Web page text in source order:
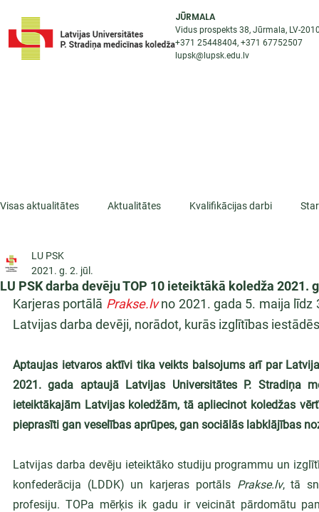
JŪRMALA
Vidus prospekts 38, Jūrmala, LV-
+371 25448404, +371 67752507
lupsk@lupsk.edu.lv
Visas aktualitātes Aktualitātes Kvalifikācijas darbi
ESF projekti
LU PSK darba devēju TOP 10 ieteiktākā koledža 2021.
LU PSK
2021. g. 2. jūl.
Karjeras portālā Prakse.lv no 2021. gada 5. maija līdz
Latvijas darba devēji, norādot, kurās izglītības
Aptaujas ietvaros aktīvi tika veikts balsojums arī par
2021. gada aptaujā Latvijas Universitātes P. Stradiņa
ieteiktākajām Latvijas koledžām, tā apliecinot koledžas
pieprasīti gan veselības aprūpes, gan sociālās labklājības
Latvijas darba devēju ieteiktāko studiju programmu un
konfederācija (LDDK) un karjeras portāls Prakse.lv, tā
profesiju. TOPa mērķis ik gadu ir veicināt pārdomātu